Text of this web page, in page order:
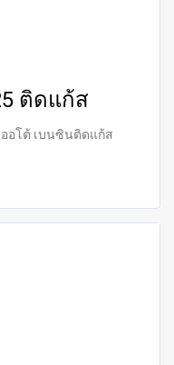
ติดแก้ส
ออโต้ เบนซินติดแก้ส